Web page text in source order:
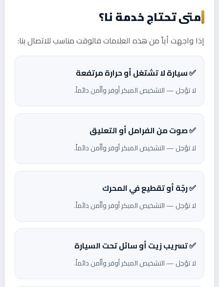
متى تحتاج خدمة نا؟
إذا واجهت أياً من هذه العلامات فالوقت مناسب للاتصال بنا:
✅ سيارة لا تشتغل أو حرارة مرتفعة
لا تؤجل — التشخيص المبكر أوفر وأأمن دائماً.
✅ صوت من الفرامل أو التعليق
لا تؤجل — التشخيص المبكر أوفر وأأمن دائماً.
✅ رجّة أو تقطيع في المحرك
لا تؤجل — التشخيص المبكر أوفر وأأمن دائماً.
✅ تسريب زيت أو سائل تحت السيارة
لا تؤجل — التشخيص المبكر أوفر وأأمن دائماً.